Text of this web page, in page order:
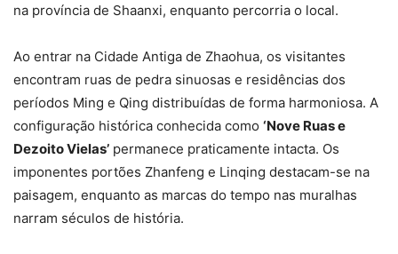
na província de Shaanxi, enquanto percorria o local.
Ao entrar na Cidade Antiga de Zhaohua, os visitantes
encontram ruas de pedra sinuosas e residências dos
períodos Ming e Qing distribuídas de forma harmoniosa. A
configuração histórica conhecida como ‘Nove Ruas e
Dezoito Vielas’ permanece praticamente intacta. Os
imponentes portões Zhanfeng e Linqing destacam-se na
paisagem, enquanto as marcas do tempo nas muralhas
narram séculos de história.